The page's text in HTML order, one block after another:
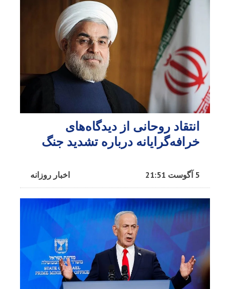
انتقاد روحانی از دیدگاه‌های
خرافه‌گرایانه درباره تشدید جنگ
اخبار روزانه 5 آگوست 21:51